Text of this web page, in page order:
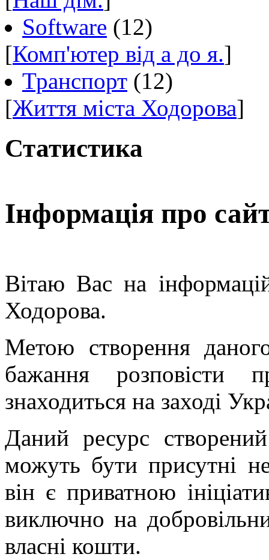
Software (12)
[Комп'ютер від а до я.]
Транспорт (12)
[Життя міста Ходорова]
Статистика
Інформація про
Вітаю Вас на
Ходорова.
Метою створення
бажання розповісти
знаходиться на заході
Даний ресурс
можуть бути присутні
він є приватною
виключно на
власні кошти.